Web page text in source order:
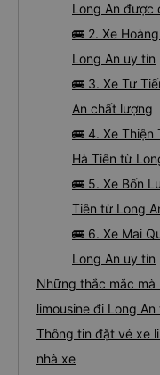
Long An được
🚌 2. Xe
Long An uy tín
🚌 3. Xe Tư
An chất lượng
🚌 4. Xe Thiện
Hà Tiên từ
🚌 5. Xe Bốn
Tiên từ Long
🚌 6. Xe Mai
Long An uy tín
Những thắc mắc
limousine đi Long An
Thông tin đặt vé xe
nhà xe